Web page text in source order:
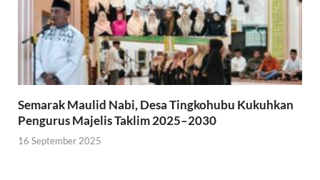
Semarak Maulid Nabi, Desa Tingkohubu Kukuhkan
Pengurus Majelis Taklim 2025–2030
16 September 2025